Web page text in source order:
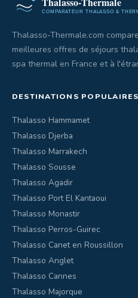
Thalasso-Thermale.com
meilleures offres de séjours
spa thermal en France et à
DESTINATIONS POPULAIRES
Thalasso Hammamet
Thalasso Djerba
Thalasso Marrakech
Thalasso Sousse
Thalasso Agadir
Thalasso Port El Kantaoui
Thalasso Monastir
Thalasso Perros-Guirec
Thalasso Canet en Roussillon
Thalasso Anglet
Thalasso Cannes
Thalasso Majorque